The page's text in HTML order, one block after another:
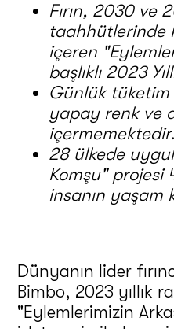
Fırın, 2030 ve
taahhütlerinde
içeren
başlıklı 2023
Günlük
yapay renk ve
içermemektedir.
28 ülkede
Komşu"
insanın yaşam
Dünyanın lider
Bimbo, 2023 yıllık
"Eylemlerimizin